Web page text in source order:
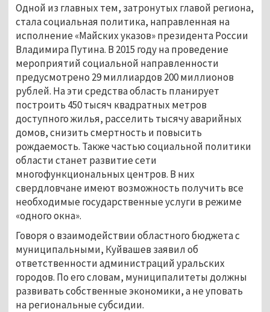
Одной из главных тем, затронутых главой региона,
стала социальная политика, направленная на
исполнение «Майских указов» президента России
Владимира Путина. В 2015 году на проведение
мероприятий социальной направленности
предусмотрено 29 миллиардов 200 миллионов
рублей. На эти средства область планирует
построить 450 тысяч квадратных метров
доступного жилья, расселить тысячу аварийных
домов, снизить смертность и повысить
рождаемость. Также частью социальной политики
области станет развитие сети
многофункциональных центров. В них
свердловчане имеют возможность получить все
необходимые государственные услуги в режиме
«одного окна».
Говоря о взаимодействии областного бюджета с
муниципальными, Куйвашев заявил об
ответственности администраций уральских
городов. По его словам, муниципалитеты должны
развивать собственные экономики, а не уповать
на региональные субсидии.